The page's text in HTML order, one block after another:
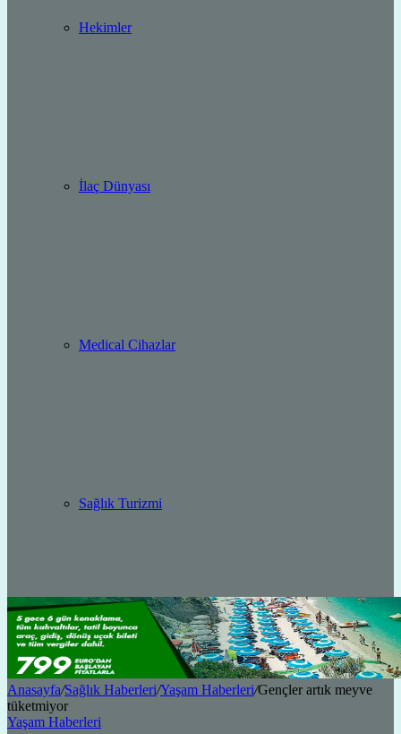
Hekimler
İlaç Dünyası
Medical Cihazlar
Sağlık Turizmi
Anasayfa/Sağlık Haberleri/Yaşam Haberleri/Gençler artık meyve
tüketmiyor
Yaşam Haberleri